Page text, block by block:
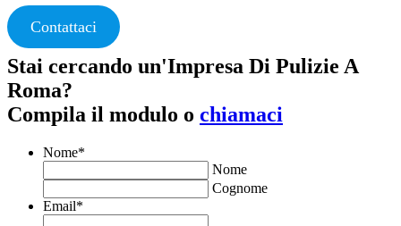
Contattaci
Stai cercando un'Impresa Di Pulizie A
Roma?
Compila il modulo o chiamaci
Nome*
Nome
Cognome
Email*